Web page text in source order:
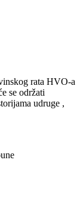
rata HVO-a
se održati
udruge ,